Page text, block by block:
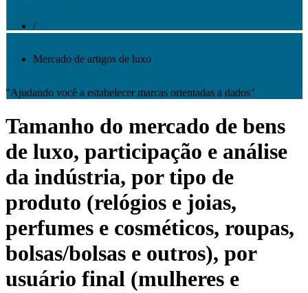
/
Mercado de artigos de luxo
"Ajudando você a estabelecer marcas orientadas a dados"
Tamanho do mercado de bens
de luxo, participação e análise
da indústria, por tipo de
produto (relógios e joias,
perfumes e cosméticos, roupas,
bolsas/bolsas e outros), por
usuário final (mulheres e